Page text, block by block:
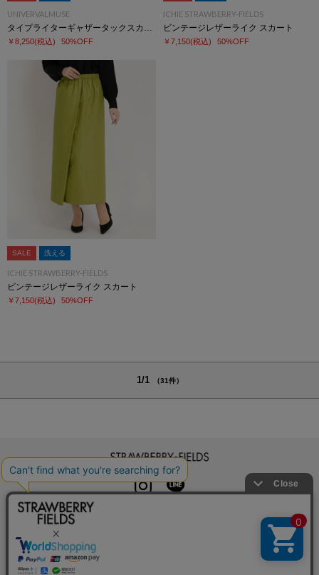
UNIVERVALMUSE
￥8,250(税込) 50%OFF
ICHIE STRAWBERRY-FIELDS
ビンテージレザーライク スカート
￥7,150(税込) 50%OFF
SALE 洗える
ICHIE STRAWBERRY-FIELDS
ビンテージレザーライク スカート
￥7,150(税込) 50%OFF
1/1 （31件）
INSTAGRAM
LINE
初めての方へ 特定商取引法に基づく表記
プライバシーポリシー 会社概要
採用情報 カレンダーコレクション 店舗一覧